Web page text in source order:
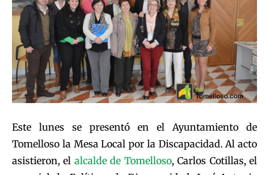
Este lunes se presentó en el Ayuntamiento de
Tomelloso la Mesa Local por la Discapacidad. Al acto
asistieron, el alcalde de Tomelloso, Carlos Cotillas, el